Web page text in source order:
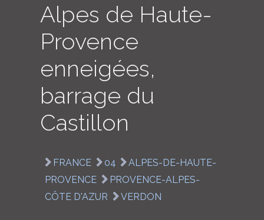
LOGIN
Alpes de Haute-
Provence
enneigées,
barrage du
Castillon
FRANCE 04
ALPES-DE-HAUTE-
PROVENCE
PROVENCE-ALPES-
CÔTE D'AZUR
VERDON